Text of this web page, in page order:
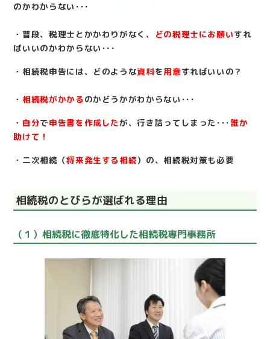
のかわからない･･･
・普段、税理士とかかわりがなく、 どの税理士にお願いすれ
ばいいのかわからない･･･
・相続税申告には、どのような資料を用意すればいいの？
・ 相続税がかかる のかどうかがわからない･･･
・ 自分で申告書を作成したが、行き詰ってしまった･･･ 誰か
助けて！
・二次相続（将来発生する相続）の、相続税対策も必要
相続税のとびらが選ばれる理由
（１）相続税に徹底特化した相続税専門事務所